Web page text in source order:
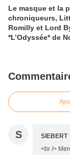
Le masque et la
chroniqueurs,
Romilly et Lord
*L’Odyssée* de
S SIEBERT
<br />